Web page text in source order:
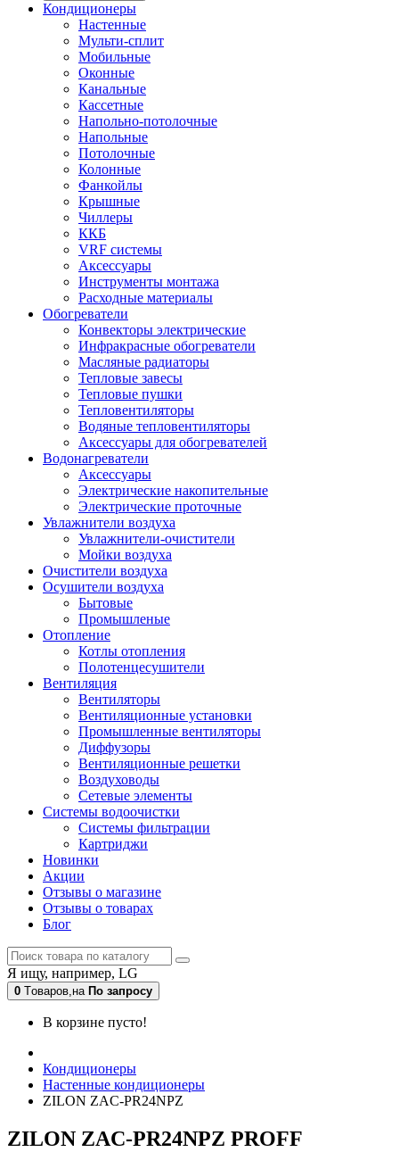
Кондиционеры
Настенные
Мульти-сплит
Мобильные
Оконные
Канальные
Кассетные
Напольно-потолочные
Напольные
Потолочные
Колонные
Фанкойлы
Крышные
Чиллеры
ККБ
VRF системы
Аксессуары
Инструменты монтажа
Расходные материалы
Обогреватели
Конвекторы электрические
Инфракрасные обогреватели
Масляные радиаторы
Тепловые завесы
Тепловые пушки
Тепловентиляторы
Водяные тепловентиляторы
Аксессуары для обогревателей
Водонагреватели
Аксессуары
Электрические накопительные
Электрические проточные
Увлажнители воздуха
Увлажнители-очистители
Мойки воздуха
Очистители воздуха
Осушители воздуха
Бытовые
Промышленые
Отопление
Котлы отопления
Полотенцесушители
Вентиляция
Вентиляторы
Вентиляционные установки
Промышленные вентиляторы
Диффузоры
Вентиляционные решетки
Воздуховоды
Сетевые элементы
Системы водоочистки
Системы фильтрации
Картриджи
Новинки
Акции
Отзывы о магазине
Отзывы о товарах
Блог
Я ищу, например, LG
0 Tоваров,на По запросу
В корзине пусто!
Кондиционеры
Настенные кондиционеры
ZILON ZAC-PR24NPZ
ZILON ZAC-PR24NPZ PROFF